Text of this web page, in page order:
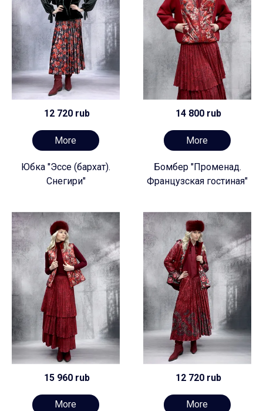
12 720 rub
More
Юбка "Эссе (бархат).
Снегири"
14 800 rub
More
Бомбер "Променад.
Французская гостиная"
15 960 rub
More
12 720 rub
More